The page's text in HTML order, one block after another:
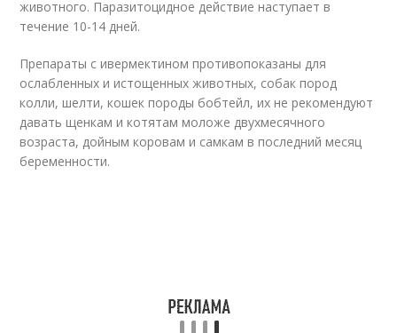
животного. Паразитоцидное действие наступает в
течение 10-14 дней.
Препараты с ивермектином противопоказаны для
ослабленных и истощенных животных, собак пород
колли, шелти, кошек породы бобтейл, их не рекомендуют
давать щенкам и котятам моложе двухмесячного
возраста, дойным коровам и самкам в последний месяц
беременности.